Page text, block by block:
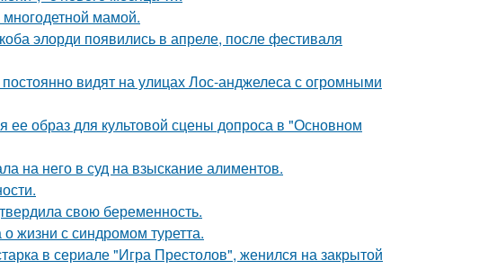
многодетной мамой.
элорди появились в апреле, после фестиваля
видят на улицах Лос-анджелеса с огромными
ее образ для культовой сцены допроса в "Основном
на него в суд на взыскание алиментов.
свою беременность.
жизни с синдромом туретта.
в сериале "Игра Престолов", женился на закрытой